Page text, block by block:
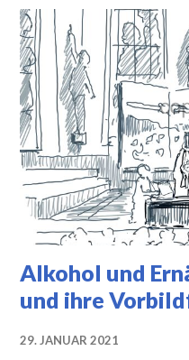
Alkohol und
und ihre
29. JANUAR 2021